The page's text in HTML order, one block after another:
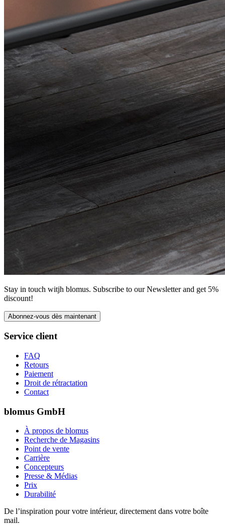
Stay in touch witjh blomus. Subscribe to our Newsletter and get 5%
discount!
Abonnez-vous dès maintenant
Service client
FAQ
Retours
Paiement
Droit de rétractation
Contact
blomus GmbH
À propos de blomus
Recherche de Magasins
Point de vente
Carrière
Concepteurs
Presse & Médias
Prix
Durabilité
De l’inspiration pour votre intérieur, directement dans votre boîte
mail.